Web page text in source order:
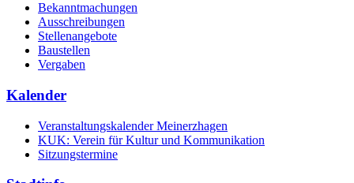
Bekanntmachungen
Ausschreibungen
Stellenangebote
Baustellen
Vergaben
Kalender
Veranstaltungskalender Meinerzhagen
KUK: Verein für Kultur und Kommunikation
Sitzungstermine